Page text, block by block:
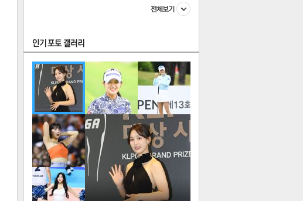
FOCUS
많이 본 뉴스
연예
스포츠 포토